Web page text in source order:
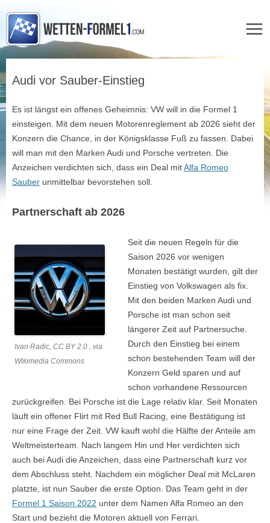
springen
Audi vor Sauber-Einstieg
Es ist längst ein offenes Geheimnis: VW will in die Formel 1
einsteigen. Mit dem neuen Motorenreglement ab 2026 sieht der
Konzern die Chance, in der Königsklasse Fuß zu fassen. Dabei
will man mit den Marken Audi und Porsche vertreten. Die
Anzeichen verdichten sich, dass ein Deal mitAlfa Romeo
Sauber unmittelbar bevorstehen soll.
Partnerschaft ab 2026
Ivan Radic, CC BY 2.0 , via
Wikimedia Commons
Seit die neuen Regeln für die
Saison 2026 vor wenigen
Monaten bestätigt wurden, gilt der
Einstieg von Volkswagen als fix.
Mit den beiden Marken Audi und
Porsche ist man schon seit
längerer Zeit auf Partnersuche.
Durch den Einstieg bei einem
schon bestehenden Team will der
Konzern Geld sparen und auf
schon vorhandene Ressourcen
zurückgreifen. Bei Porsche ist die Lage relativ klar. Seit Monaten
läuft ein offener Flirt mit Red Bull Racing, eine Bestätigung ist
nur eine Frage der Zeit. VW kauft wohl die Hälfte der Anteile am
Weltmeisterteam. Nach langem Hin und Her verdichten sich
auch bei Audi die Anzeichen, dass eine Partnerschaft kurz vor
dem Abschluss steht. Nachdem ein möglicher Deal mit McLaren
platzte, ist nun Sauber die erste Option. Das Team geht in der
Formel 1 Saison 2022 unter dem Namen Alfa Romeo an den
Start und bezieht die Motoren aktuell von Ferrari.